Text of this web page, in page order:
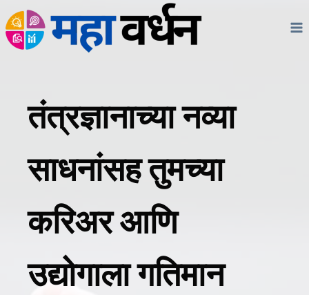
Skip
to
तंत्रज्ञानाच्या नव्या
साधनांसह तुमच्या
करिअर आणि
उद्योगाला गतिमान